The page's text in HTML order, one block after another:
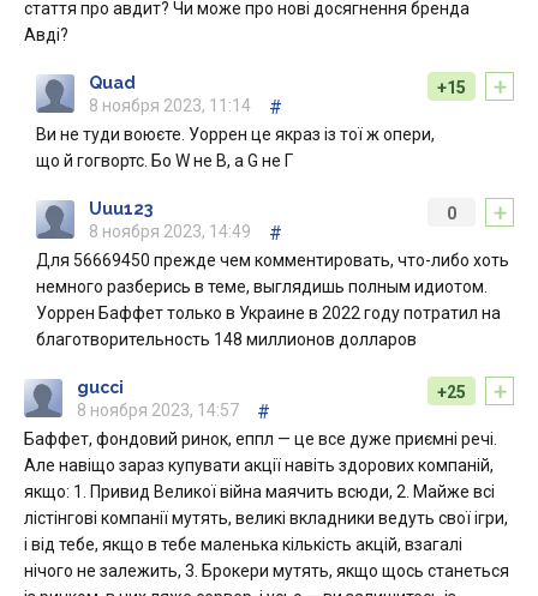
стаття про авдит? Чи може про нові досягнення бренда
Авді?
+
+15
Quad
8 ноября 2023, 11:14
#
Ви не туди воюєте. Уоррен це якраз із тої ж опери,
що й гогвортс. Бо W не В, а G не Г
+
0
Uuu123
8 ноября 2023, 14:49
#
Для 56669450 прежде чем комментировать, что-либо хоть
немного разберись в теме, выглядишь полным идиотом.
Уоррен Баффет только в Украине в 2022 году потратил на
благотворительность 148 миллионов долларов
+
+25
gucci
8 ноября 2023, 14:57
#
Баффет, фондовий ринок, еппл — це все дуже приємні речі.
Але навіщо зараз купувати акції навіть здорових компаній,
якщо: 1. Привид Великої війна маячить всюди, 2. Майже всі
лістінгові компанії мутять, великі вкладники ведуть свої ігри,
і від тебе, якщо в тебе маленька кількість акцій, взагалі
нічого не залежить, 3. Брокери мутять, якщо щось станеться